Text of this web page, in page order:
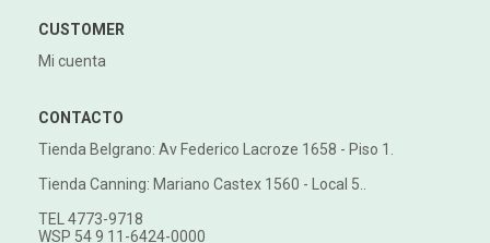
CUSTOMER
Mi cuenta
CONTACTO
Tienda Belgrano: Av Federico Lacroze 1658 - Piso 1.
Tienda Canning: Mariano Castex 1560 - Local 5..
TEL 4773-9718
WSP 54 9 11-6424-0000